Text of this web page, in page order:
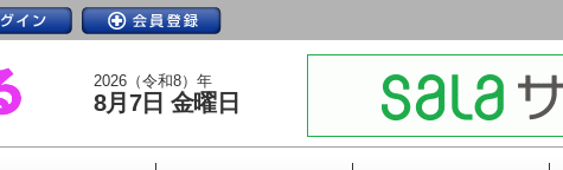
2026（令和8）年
8月7日 金曜日